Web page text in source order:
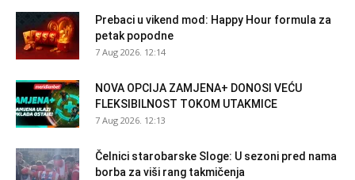
Prebaci u vikend mod: Happy Hour formula za
petak popodne
7 Aug 2026. 12:14
NOVA OPCIJA ZAMJENA+ DONOSI VEĆU
FLEKSIBILNOST TOKOM UTAKMICE
7 Aug 2026. 12:13
Čelnici starobarske Sloge: U sezoni pred nama
borba za viši rang takmičenja